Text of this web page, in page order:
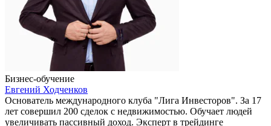
Бизнес-обучение
Евгений Ходченков
Основатель международного клуба "Лига Инвесторов". За 17
лет совершил 200 сделок с недвижимостью. Обучает людей
увеличивать пассивный доход. Эксперт в трейдинге